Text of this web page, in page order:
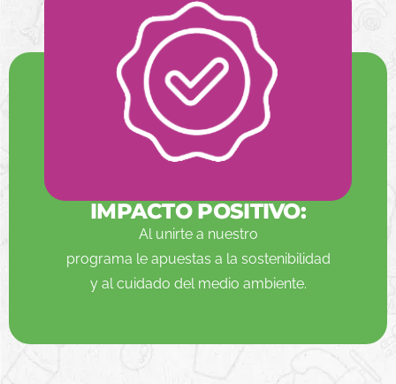
IMPACTO POSITIVO:
Al unirte a nuestro
programa le apuestas a la sostenibilidad
y al cuidado del medio ambiente.